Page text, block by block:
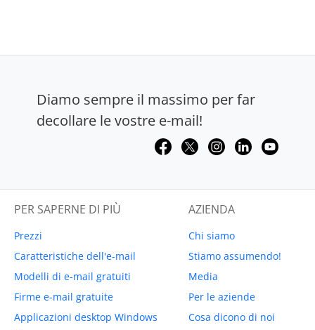
Diamo sempre il massimo per far
decollare le vostre e-mail!
PER SAPERNE DI PIÙ
Prezzi
Caratteristiche dell'e-mail
Modelli di e-mail gratuiti
Firme e-mail gratuite
Applicazioni desktop Windows
AZIENDA
Chi siamo
Stiamo assumendo!
Media
Per le aziende
Cosa dicono di noi